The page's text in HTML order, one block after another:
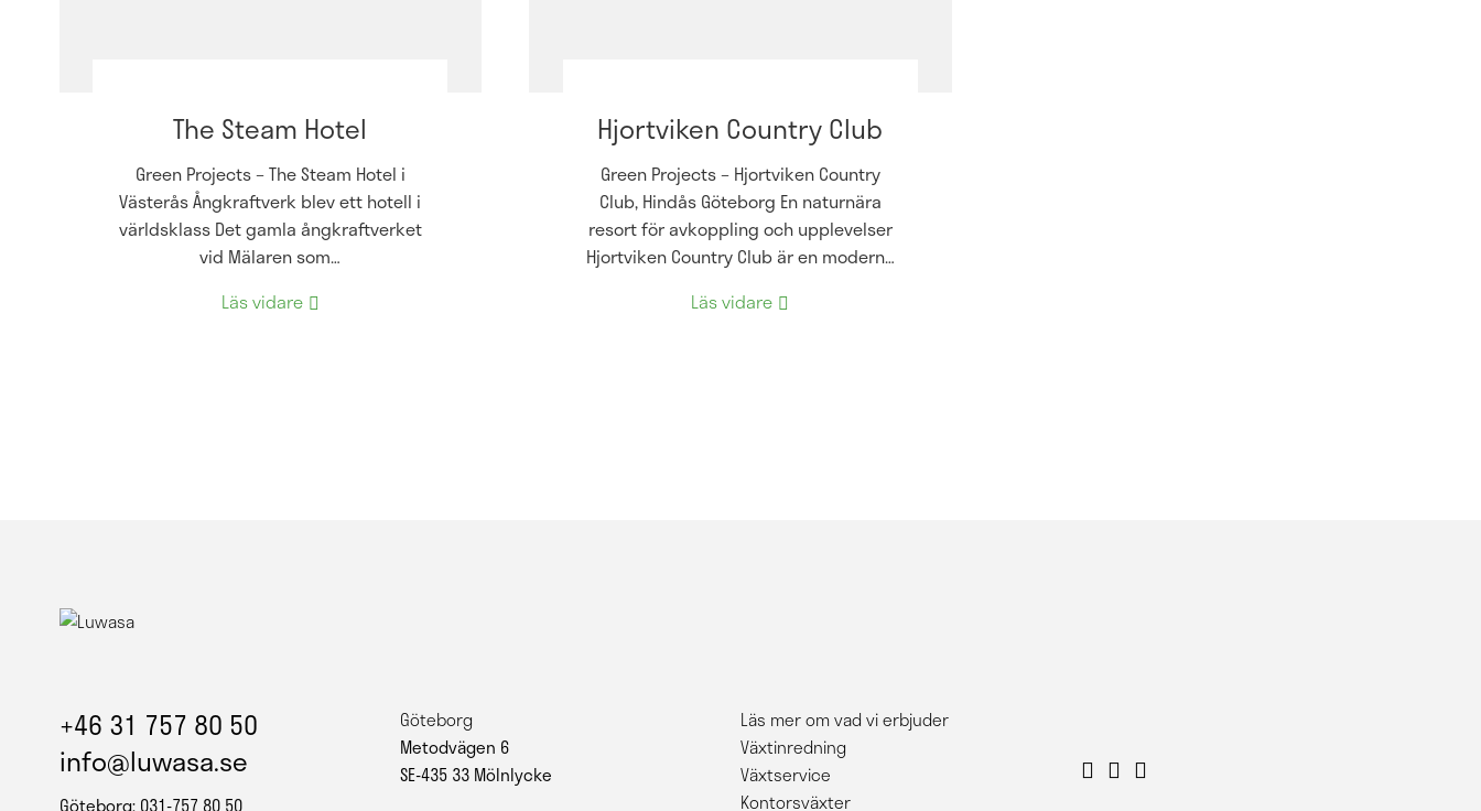
The Steam Hotel
Green Projects – The Steam Hotel i
Västerås Ångkraftverk blev ett hotell i
världsklass Det gamla ångkraftverket
vid Mälaren som…
Läs vidare
Hjortviken Country Club
Green Projects – Hjortviken Country
Club, Hindås Göteborg En naturnära
resort för avkoppling och upplevelser
Hjortviken Country Club är en modern…
Läs vidare
+46 31 757 80 50
info@luwasa.se
Göteborg: 031-757 80 50
Göteborg
Metodvägen 6
SE-435 33 Mölnlycke
Läs mer om vad vi erbjuder
Växtinredning
Växtservice
Kontorsväxter